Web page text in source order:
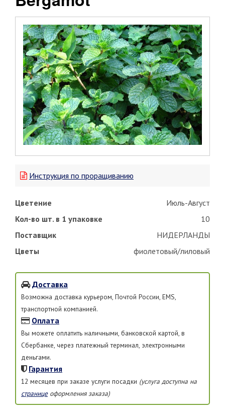
Инструкция по проращиванию
Цветение
Июль-Август
Кол-во шт. в 1 упаковке
10
Поставщик
НИДЕРЛАНДЫ
Цветы
фиолетовый/лиловый
Доставка
Возможна доставка курьером, Почтой России, EMS,
транспортной компанией.
Оплата
Вы можете оплатить наличными, банковской картой, в
Сбербанке, через платежный терминал, электронными
деньгами.
Гарантия
12 месяцев при заказе услуги посадки (услуга доступна на
страницеоформления заказа)